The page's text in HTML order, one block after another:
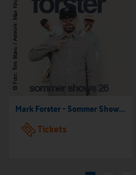
Mark Forster - Sommer Shows 2026
Tickets